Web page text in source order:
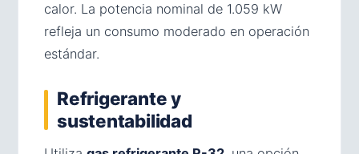
calor. La potencia nominal de 1.059 kW
refleja un consumo moderado en operación
estándar.
Refrigerante y
sustentabilidad